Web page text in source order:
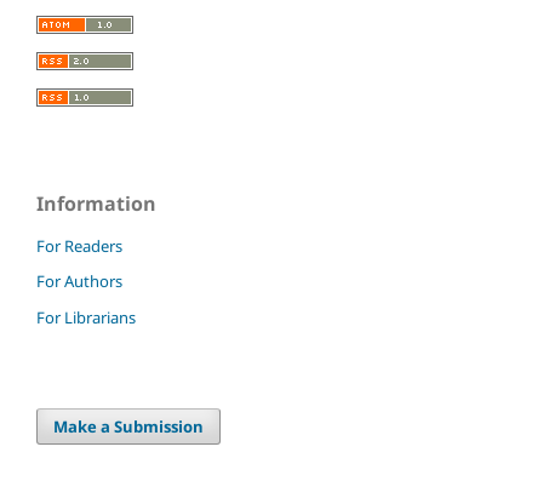
Information
For Readers
For Authors
For Librarians
Make a Submission